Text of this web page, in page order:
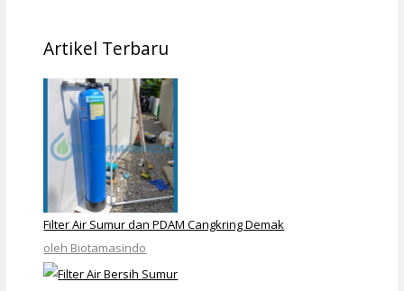
Artikel Terbaru
Filter Air Sumur dan PDAM Cangkring Demak
oleh Biotamasindo